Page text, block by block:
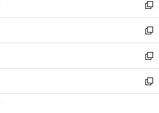
く
で
開
く
ド
ウ
で
開
く
ィ
ン
ド
ウ
で
開
く
い
ウ
ィ
ン
ド
ウ
で
開
新
し
い
ウ
ィ
ン
ド
ウ
新
し
い
ウ
ィ
ン
新
し
い
ウ
新
し